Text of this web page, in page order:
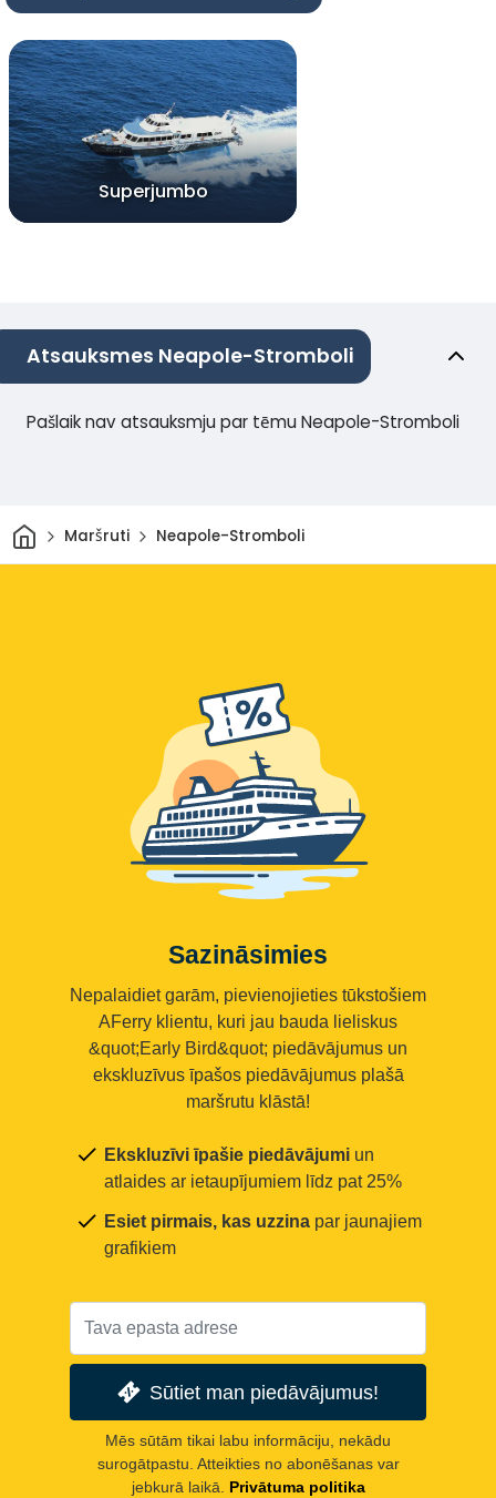
Superjumbo
Atsauksmes Neapole-Stromboli
Pašlaik nav atsauksmju par tēmu Neapole-Stromboli
Sākums
Maršruti Neapole-Stromboli
Sazināsimies
Nepalaidiet garām, pievienojieties tūkstošiem
AFerry klientu, kuri jau bauda lieliskus
&quot;Early Bird&quot; piedāvājumus un
ekskluzīvus īpašos piedāvājumus plašā
maršrutu klāstā!
Ekskluzīvi īpašie piedāvājumi un
atlaides ar ietaupījumiem līdz pat 25%
Esiet pirmais, kas uzzina par jaunajiem
grafikiem
Sūtiet man piedāvājumus!
Mēs sūtām tikai labu informāciju, nekādu
surogātpastu. Atteikties no abonēšanas var
jebkurā laikā. Privātuma politika